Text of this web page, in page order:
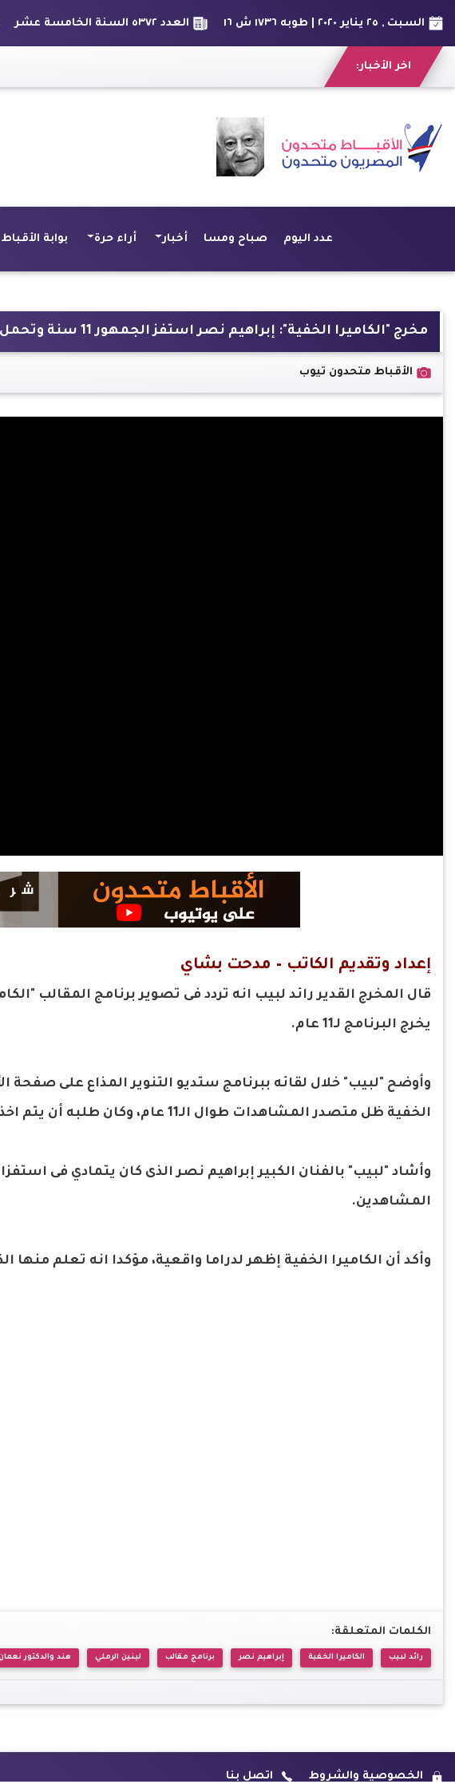
السبت , ٢٥ يناير ٢٠٢٠ | طوبه ١٧٣٦ ش ١٦ العدد ٥٣٧٢ السنة الخامسة عشر
اخر الأخبار:
عدد اليوم صباح ومسا أخبار أراء حرة بوابة الأقباط
مخرج "الكاميرا الخفية": إبراهيم نصر استفز الجمهور 11 سنة وتحمل الضرب لإسعاد المشاهدين
الأقباط متحدون تيوب
إعداد وتقديم الكاتب – مدحت بشاي
قال المخرج القدير رائد لبيب انه تردد فى تصوير برنامج المقالب
يخرج البرنامج لـ11 عام.
وأوضح "لبيب" خلال لقائه ببرنامج ستديو التنوير المذاع على صفحة
الخفية ظل متصدر المشاهدات طوال الـ11 عام، وكان طلبه أن يتم اخذ موافقة الضيف بإذاعة الحلقة أم لا.
وأشاد "لبيب" بالفنان الكبير إبراهيم نصر الذى كان يتمادي فى
المشاهدين.
وأكد أن الكاميرا الخفية إظهر لدراما واقعية، مؤكدا انه تعلم منها
الكلمات المتعلقة:
رائد لبيب الكاميرا الخفية إبراهيم نصر برنامج مقالب لينين الرملي هند والدكتور
الخصوصية والشروط اتصل بنا